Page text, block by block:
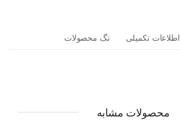
اطلاعات تکمیلی تگ محصولات
محصولات مشابه